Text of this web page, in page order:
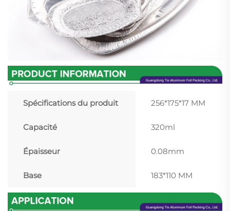
Spécifications du produit 256*175*17 MM
Capacité 320ml
Épaisseur 0.08mm
Base 183*110 MM